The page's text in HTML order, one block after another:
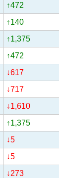
↑472
↑140
↑1,375
↑472
↓617
↓717
↓1,610
↑1,375
↓5
↓5
↓273